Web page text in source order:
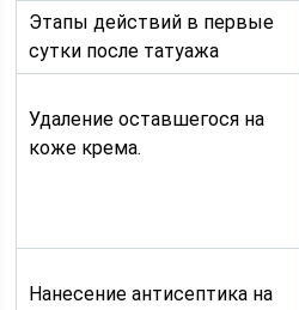
Этапы действий в первые
сутки после татуажа
Удаление оставшегося на
коже крема.
Нанесение антисептика на